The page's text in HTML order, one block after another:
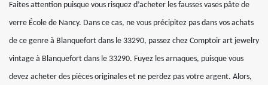
Faites attention puisque vous risquez d’acheter les fausses vases pâte de
verre École de Nancy. Dans ce cas, ne vous précipitez pas dans vos achats
de ce genre à Blanquefort dans le 33290, passez chez Comptoir art jewelry
vintage à Blanquefort dans le 33290. Fuyez les arnaques, puisque vous
devez acheter des pièces originales et ne perdez pas votre argent. Alors,